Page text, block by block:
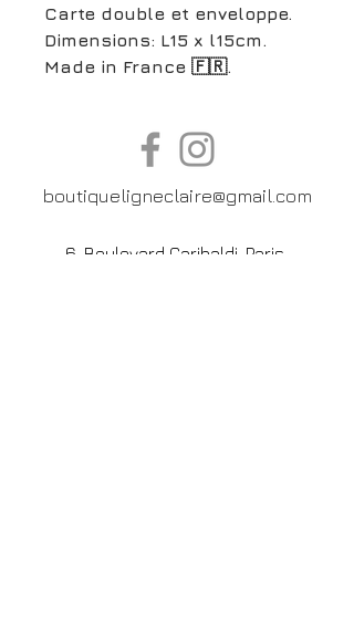
Carte double et enveloppe.
Dimensions: L15 x l15cm.
Made in France 🇫🇷.
boutiqueligneclaire@gmail.com
6, Boulevard Garibaldi, Paris